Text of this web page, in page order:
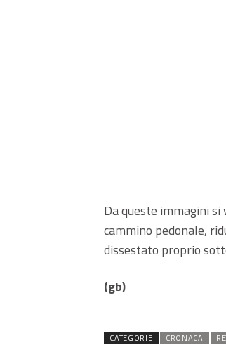
Da queste immagini
cammino pedonale,
dissestato proprio
(gb)
CATEGORIE CRONACA